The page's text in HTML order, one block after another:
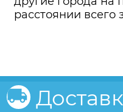
расстоянии всего